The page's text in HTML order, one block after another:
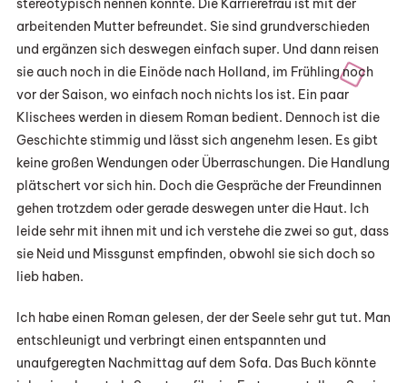
stereotypisch nennen könnte. Die Karrierefrau ist mit der
arbeitenden Mutter befreundet. Sie sind grundverschieden
und ergänzen sich deswegen einfach super. Und dann reisen
sie auch noch in die Einöde nach Holland, im Frühling noch
vor der Saison, wo einfach noch nichts los ist. Ein paar
Klischees werden in diesem Roman bedient. Dennoch ist die
Geschichte stimmig und lässt sich angenehm lesen. Es gibt
keine großen Wendungen oder Überraschungen. Die Handlung
plätschert vor sich hin. Doch die Gespräche der Freundinnen
gehen trotzdem oder gerade deswegen unter die Haut. Ich
leide sehr mit ihnen mit und ich verstehe die zwei so gut, dass
sie Neid und Missgunst empfinden, obwohl sie sich doch so
lieb haben.
Ich habe einen Roman gelesen, der der Seele sehr gut tut. Man
entschleunigt und verbringt einen entspannten und
unaufgeregten Nachmittag auf dem Sofa. Das Buch könnte